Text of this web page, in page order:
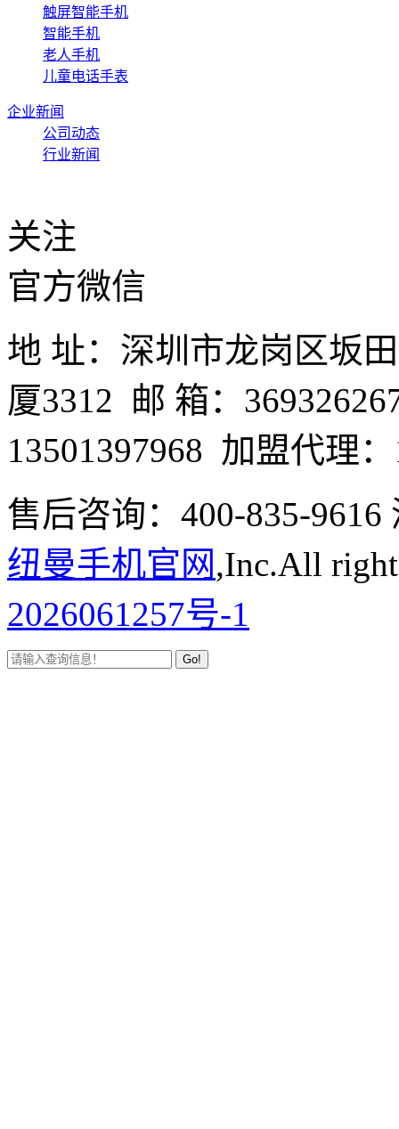
触屏智能手机
智能手机
老人手机
儿童电话手表
企业新闻
公司动态
行业新闻
关注
官方微信
地 址：深圳市龙岗区坂
厦3312 邮 箱：
13501397968 加盟代理
售后咨询：400-835-
纽曼手机官网,Inc.All
2026061257号-1
Go!